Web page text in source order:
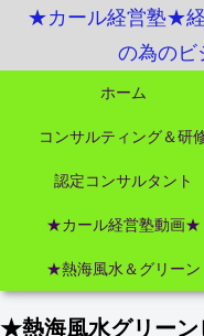
★カール経営塾★経
の為のビ
ホーム
コンサルティング＆研
認定コンサルタント
★カール経営塾動画★
★熱海風水＆グリーン
★熱海風水グリー